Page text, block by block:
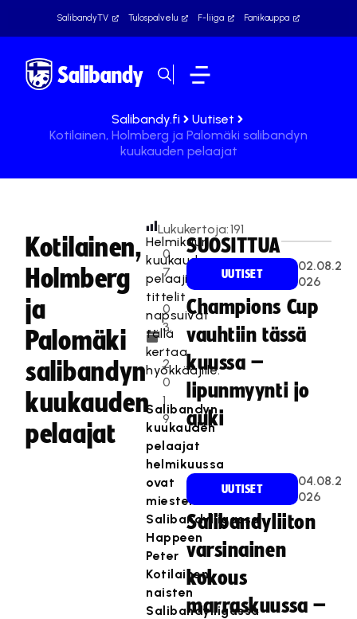
SalibandyTV Tulospalvelu F-liiga Fanikauppa
Salibandy.fi
Uutiset
Kotilainen, Holmberg ja Palomäki salibandyn
kuukauden pelaajat
Kotilainen,
Holmberg
ja
Palomäki
salibandyn
kuukauden
pelaajat
0
7
.
0
3
.
2
0
1
9
Lukukertoja:191
Helmikuun
kuukauden
pelaajien
tittelit
napsuivat
tällä
kertaa
hyökkääjille.
Salibandyn
kuukauden
pelaajat
helmikuussa
ovat
miesten
Salibandyliigassa
Happeen
Peter
Kotilainen,
naisten
Salibandyliigassa
SUOSITTUA
UUTISET
02.08.2
026
Champions Cup
vauhtiin tässä
kuussa –
lipunmyynti jo
auki
UUTISET
04.08.2
026
Salibandyliiton
varsinainen
kokous
marraskuussa –